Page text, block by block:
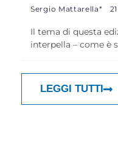
Sergio Mattarella*
Il tema di questa
interpella – come è
LEGGI TUTTI